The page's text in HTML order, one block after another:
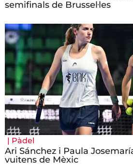
semifinals de Brussel·les
| Pàdel
Ari Sánchez i Paula
vuitens de Mèxic